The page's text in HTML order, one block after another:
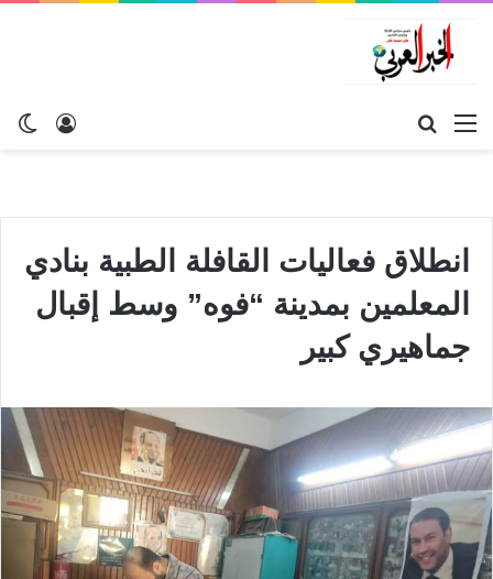
تسجيل
القائمة
انطلاق فعاليات القافلة الطبية بنادي
المعلمين بمدينة “فوه” وسط إقبال
جماهيري كبير